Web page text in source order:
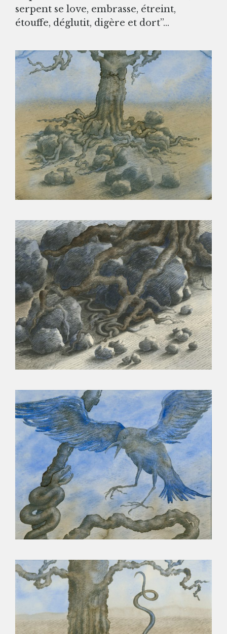
serpent se love, embrasse, étreint,
étouffe, déglutit, digère et dort”…